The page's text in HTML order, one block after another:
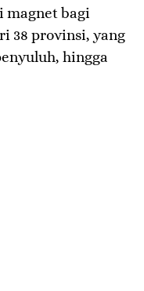
magnet bagi
38 provinsi, yang
hingga